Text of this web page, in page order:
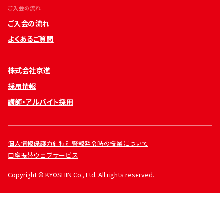
ご入会の流れ
ご入会の流れ
よくあるご質問
株式会社京進
採用情報
講師・アルバイト採用
個人情報保護方針特別警報発令時の授業について
口座振替ウェブサービス
Copyright © KYOSHIN Co., Ltd. All rights reserved.